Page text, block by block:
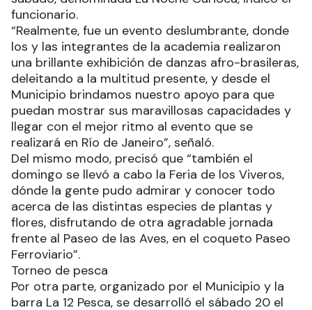
realizamos esta actividad asociada al carnaval el
sábado, denominada La Noche Carioca, indicó el
funcionario.
“Realmente, fue un evento deslumbrante, donde
los y las integrantes de la academia realizaron
una brillante exhibición de danzas afro-brasileras,
deleitando a la multitud presente, y desde el
Municipio brindamos nuestro apoyo para que
puedan mostrar sus maravillosas capacidades y
llegar con el mejor ritmo al evento que se
realizará en Río de Janeiro”, señaló.
Del mismo modo, precisó que “también el
domingo se llevó a cabo la Feria de los Viveros,
dónde la gente pudo admirar y conocer todo
acerca de las distintas especies de plantas y
flores, disfrutando de otra agradable jornada
frente al Paseo de las Aves, en el coqueto Paseo
Ferroviario”.
Torneo de pesca